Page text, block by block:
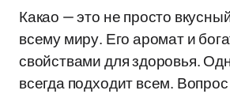
Какао — это не просто
всему миру. Его аромат и
свойствами для здоровья.
всегда подходит всем.